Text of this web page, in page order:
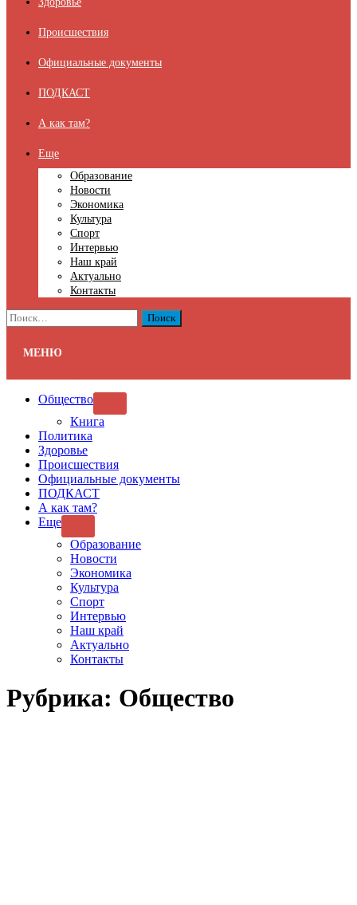
Происшествия
Официальные документы
ПОДКАСТ
А как там?
Еще
Образование
Новости
Экономика
Культура
Спорт
Интервью
Наш край
Актуально
Контакты
Найти:
МЕНЮ
Общество
Книга
Политика
Здоровье
Происшествия
Официальные документы
ПОДКАСТ
А как там?
Еще
SUB
MENU
Образование
Новости
Экономика
Культура
Спорт
Интервью
Наш край
Актуально
Контакты
Рубрика: Общество